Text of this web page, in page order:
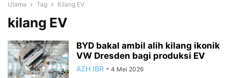
Utama Tag Kilang EV
kilang EV
BYD bakal ambil alih kilang ikonik
VW Dresden bagi produksi EV
AZH IBR - 4 Mei 2026